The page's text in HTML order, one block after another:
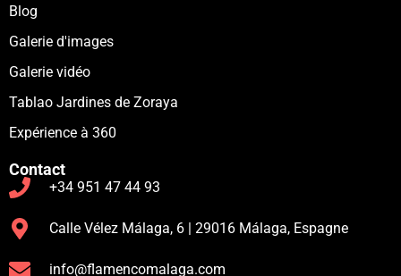
Blog
Galerie d'images
Galerie vidéo
Tablao Jardines de Zoraya
Expérience à 360
Contact
+34 951 47 44 93
Calle Vélez Málaga, 6 | 29016 Málaga, Espagne
info@flamencomalaga.com